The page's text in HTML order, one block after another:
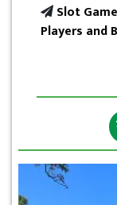
Slot
Players and